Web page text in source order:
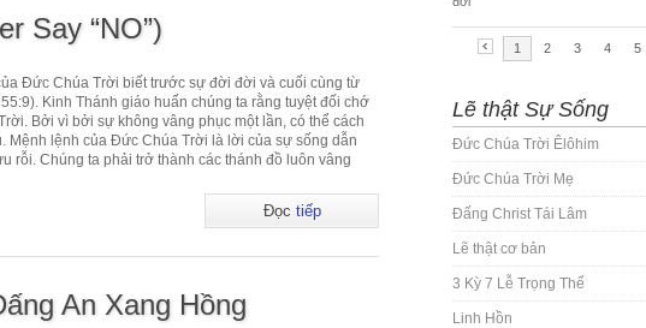
Say “NO”)
Đức Chúa Trời biết trước sự đời đời và cuối cùng từ
Kinh Thánh giáo huấn chúng ta rằng tuyệt đối chớ
Bởi vì bởi sự không vâng phục một lần, có thể cách
lệnh của Đức Chúa Trời là lời của sự sống dẫn
rỗi. Chúng ta phải trở thành các thánh đồ luôn vâng
Đọc tiếp
An Xang Hồng
Lẽ thật Sự Sống
Đức Chúa Trời Êlôhim
Đức Chúa Trời Mẹ
Đấng Christ Tái Lâm
Lẽ thật cơ bản
3 Kỳ 7 Lễ Trọng Thể
Linh Hồn